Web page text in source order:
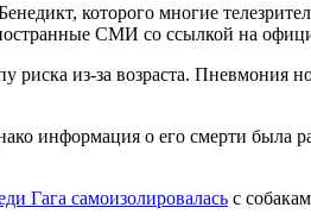
которого многие
СМИ со ссылкой на
риска из-за возраста.
информация о его смерти была
Гага самоизолировалась с